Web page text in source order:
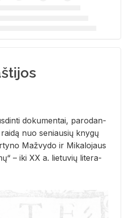
do­ku­men­tai, pa­ro­dan­
nuo se­niau­sių kny­gų
Ma­žvy­do ir Mi­ka­lo­jaus
– iki XX a. lie­tu­vių li­te­ra­